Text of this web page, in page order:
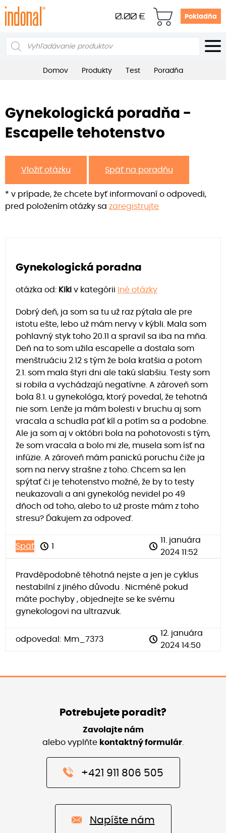
0.00 € Pokladňa
Products
Domov Produkty Test Poradňa
Gynekologická poradňa -
Escapelle tehotenstvo
Vložiť otázku Späť na poradňu
* v prípade, že chcete byť informovaní o odpovedi,
pred položením otázky sa zaregistrujte
Gynekologická poradna
otázka od: Kiki v kategórii Iné otázky
Dobrý deň, ja som sa tu už raz pýtala ale pre
istotu ešte, lebo už mám nervy v kýbli. Mala som
pohlavný styk toho 20.11 a spravil sa iba na mňa.
Deň na to som užila escapelle a dostala som
menštruáciu 2.12 s tým že bola kratšia a potom
2.1. som mala štyri dni ale takú slabšiu. Testy som
si robila a vychádzajú negatívne. A zároveň som
bola 8.1. u gynekológa, ktorý povedal, že tehotná
nie som. Lenže ja mám bolesti v bruchu aj som
vracala a schudla päť kíl a potím sa a podobne.
Ale ja som aj v októbri bola na pohotovosti s tým,
že som vracala a bolo mi zle, musela som ísť na
infúzie. A zároveň mám panickú poruchu čiže ja
som na nervy strašne z toho. Chcem sa len
spýtať či je tehotenstvo možné, že by to testy
neukazovali a ani gynekológ nevidel po 49
dňoch od toho, alebo to už proste mám z toho
stresu? Ďakujem za odpoveď.
Späť 1
11. januára
2024 11:52
Pravděpodobně těhotná nejste a jen je cyklus
nestabilní z jiného důvodu . Nicméně pokud
máte pochyby , objednejte se ke svému
gynekologovi na ultrazvuk.
odpovedal: Mm_7373
12. januára
2024 14:50
Potrebujete poradit?
Zavolajte nám
alebo vyplňte kontaktný formulár
+421 911 806 505
Napíšte nám